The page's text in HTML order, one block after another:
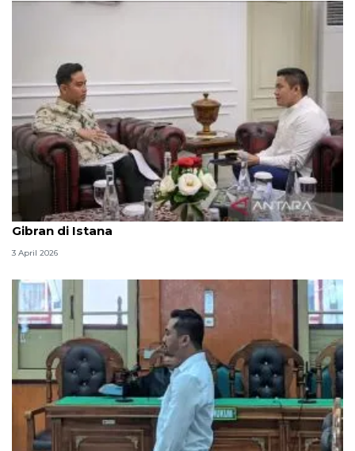
Seskab Teddy silaturahmi Idul Fitri ke Wapres
Gibran di Istana
3 April 2026